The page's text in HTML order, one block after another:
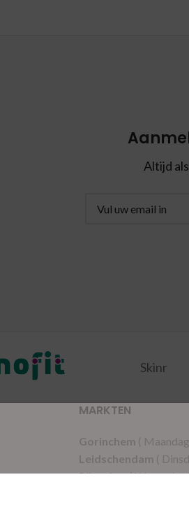
Altijd
Skinr
MARKTEN
Gorinchem (
Leidschendam (
Pijnacker( Woensdag